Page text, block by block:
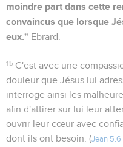
moindre part dans cette
convaincus que lorsque
eux." Ebrard.
15 C'est avec une
douleur que Jésus lui
interroge ainsi les
afin d'attirer sur lui leur
ouvrir leur cœur avec
dont ils ont besoin. (Jean 5.6